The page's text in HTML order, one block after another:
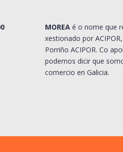
MOREAé o nome que
xestionado por
Porriño ACIPOR. Co
podemos dicir que
comercio en Galicia.